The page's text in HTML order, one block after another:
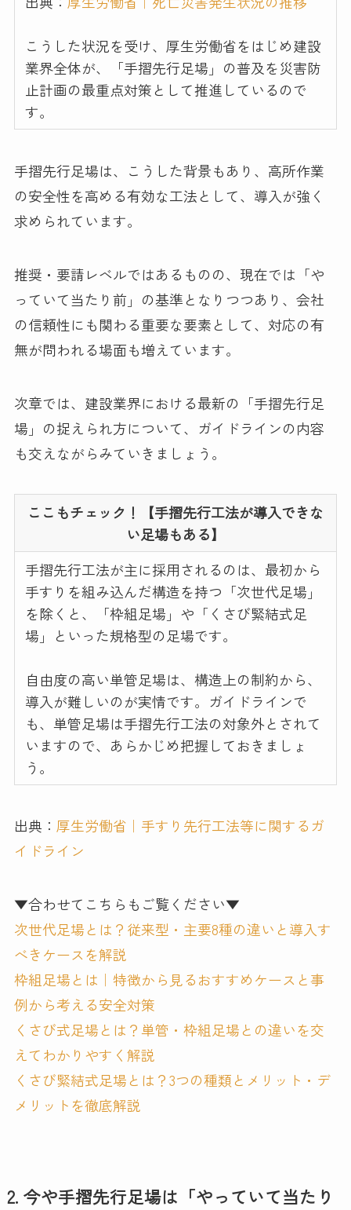
こうした状況を受け、厚生労働省をはじめ建設
業界全体が、「手摺先行足場」の普及を災害防
止計画の最重点対策として推進しているので
す。
手摺先行足場は、こうした背景もあり、高所作業
の安全性を高める有効な工法として、導入が強く
求められています。
推奨・要請レベルではあるものの、現在では「や
っていて当たり前」の基準となりつつあり、会社
の信頼性にも関わる重要な要素として、対応の有
無が問われる場面も増えています。
次章では、建設業界における最新の「手摺先行足
場」の捉えられ方について、ガイドラインの内容
も交えながらみていきましょう。
ここもチェック！【手摺先行工法が導入できな
い足場もある】
手摺先行工法が主に採用されるのは、最初から
手すりを組み込んだ構造を持つ「次世代足場」
を除くと、「枠組足場」や「くさび緊結式足
場」といった規格型の足場です。
自由度の高い単管足場は、構造上の制約から、
導入が難しいのが実情です。ガイドラインで
も、単管足場は手摺先行工法の対象外とされて
いますので、あらかじめ把握しておきましょ
う。
出典： 厚生労働省｜手すり先行工法等に関するガ
イドライン
▼合わせてこちらもご覧ください▼
次世代足場とは？従来型・主要8種の違いと導入す
べきケースを解説
枠組足場とは｜特徴から見るおすすめケースと事
例から考える安全対策
くさび式足場とは？単管・枠組足場との違いを交
えてわかりやすく解説
くさび緊結式足場とは？3つの種類とメリット・デ
メリットを徹底解説
2. 今や手摺先行足場は「やっていて当たり